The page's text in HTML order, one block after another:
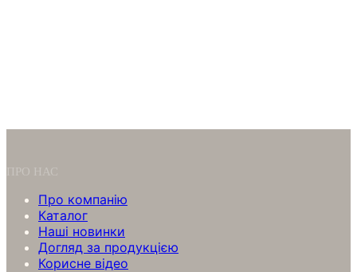
ПРО НАС
Про компанію
Каталог
Нашi новинки
Догляд за продукцією
Корисне відео